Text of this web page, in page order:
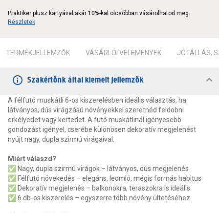
Praktiker plusz kártyával akár 10%-kal olcsóbban vásárolhatod meg.
Részletek
TERMÉKJELLEMZŐK VÁSÁRLÓI VÉLEMÉNYEK JÓTÁLLÁS,
Szakértőnk által kiemelt jellemzők
A félfutó muskátli 6-os kiszerelésben ideális választás, ha
látványos, dús virágzású növényekkel szeretnéd feldobni
erkélyedet vagy kertedet. A futó muskátlinál igényesebb
gondozást igényel, cserébe különösen dekoratív megjelenést
nyújt nagy, dupla szirmú virágaival.
Miért válaszd?
✅ Nagy, dupla szirmú virágok – látványos, dús megjelenés
✅ Félfutó növekedés – elegáns, leomló, mégis formás habitus
✅ Dekoratív megjelenés – balkonokra, teraszokra is ideális
✅ 6 db-os kiszerelés – egyszerre több növény ültetéséhez